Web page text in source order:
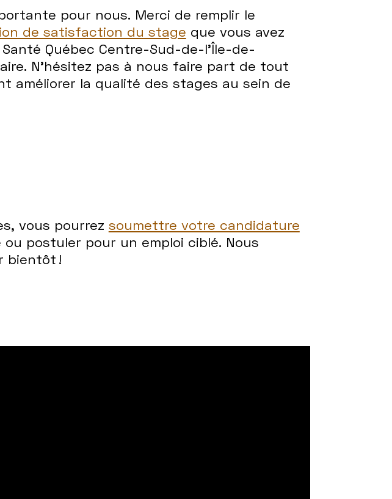
pour nous. Merci de remplir le
de satisfaction du stage que vous avez
Québec Centre-Sud-de-l'Île-de-
N’hésitez pas à nous faire part de tout
améliorer la qualité des stages au sein de
vous pourrez soumettre votre candidature
postuler pour un emploi ciblé. Nous
bientôt !